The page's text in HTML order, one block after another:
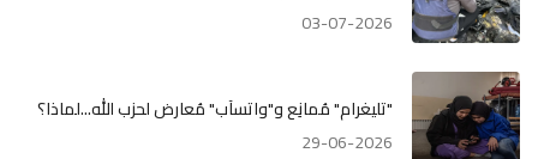
03-07-2026
"تليغرام" مُمانِع و"واتسآب" مُعارض لحزب الله...لماذا؟
29-06-2026